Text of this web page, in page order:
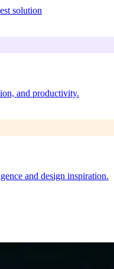
solution
and productivity.
and design inspiration.